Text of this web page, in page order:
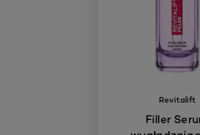
Revitalift
Filler